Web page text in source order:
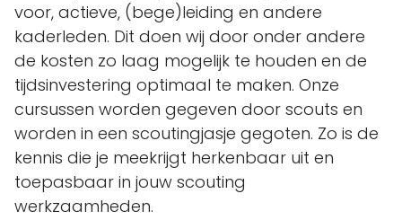
voor, actieve, (bege)leiding en andere
kaderleden. Dit doen wij door onder andere
de kosten zo laag mogelijk te houden en de
tijdsinvestering optimaal te maken. Onze
cursussen worden gegeven door scouts en
worden in een scoutingjasje gegoten. Zo is de
kennis die je meekrijgt herkenbaar uit en
toepasbaar in jouw scouting
werkzaamheden.